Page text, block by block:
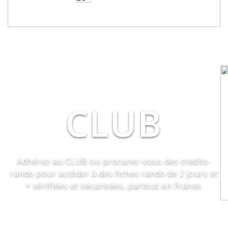
CLUB
Adhérez au CLUB ou procurez-vous des crédits-
rando pour accéder à des fiches rando de 2 jours et
+ vérifiées et sécurisées, partout en France.